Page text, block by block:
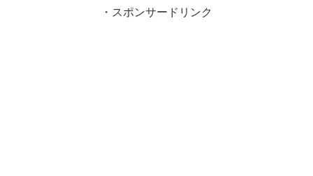
・スポンサードリンク